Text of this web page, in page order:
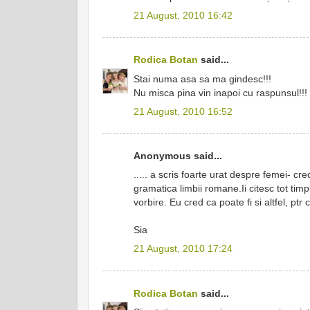
21 August, 2010 16:42
Rodica Botan said...
Stai numa asa sa ma gindesc!!!
Nu misca pina vin inapoi cu raspunsul!!!
21 August, 2010 16:52
Anonymous said...
..... a scris foarte urat despre femei-
gramatica limbii romane.Ii citesc tot
vorbire. Eu cred ca poate fi si altfel, ptr
Sia
21 August, 2010 17:24
Rodica Botan said...